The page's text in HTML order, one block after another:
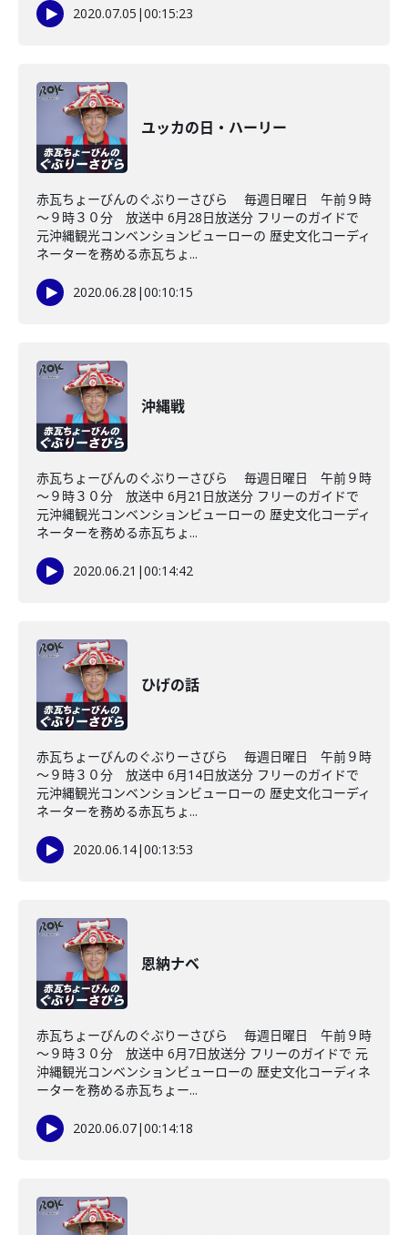
2020.07.05 |00:15:23
ユッカの日・ハーリー
赤瓦ちょーびんのぐぶりーさびら 毎週日曜日 午前９時
～９時３０分 放送中 6月28日放送分 フリーのガイドで
元沖縄観光コンベンションビューローの 歴史文化コーディ
ネーターを務める赤瓦ちょ...
2020.06.28 |00:10:15
沖縄戦
赤瓦ちょーびんのぐぶりーさびら 毎週日曜日 午前９時
～９時３０分 放送中 6月21日放送分 フリーのガイドで
元沖縄観光コンベンションビューローの 歴史文化コーディ
ネーターを務める赤瓦ちょ...
2020.06.21 |00:14:42
ひげの話
赤瓦ちょーびんのぐぶりーさびら 毎週日曜日 午前９時
～９時３０分 放送中 6月14日放送分 フリーのガイドで
元沖縄観光コンベンションビューローの 歴史文化コーディ
ネーターを務める赤瓦ちょ...
2020.06.14|00:13:53
恩納ナベ
赤瓦ちょーびんのぐぶりーさびら 毎週日曜日 午前９時
～９時３０分 放送中 6月7日放送分 フリーのガイドで 元
沖縄観光コンベンションビューローの 歴史文化コーディネ
ーターを務める赤瓦ちょー...
2020.06.07|00:14:18